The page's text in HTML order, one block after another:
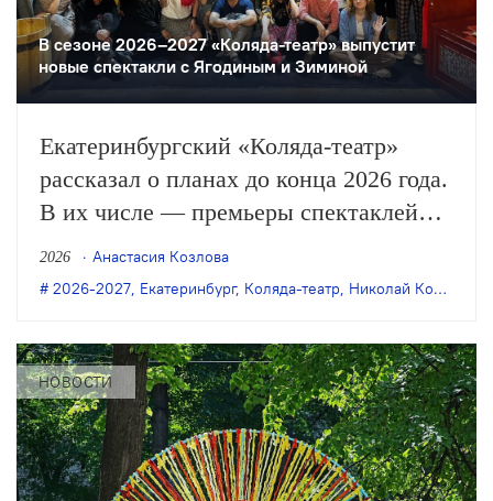
В сезоне 2026–2027 «Коляда-театр» выпустит
новые спектакли с Ягодиным и Зиминой
Екатеринбургский «Коляда-театр»
рассказал о планах до конца 2026 года.
В их числе — премьеры спектаклей
Олега Ягодина «Витя-мурзилка» и
«Две капли Коти» по пьесам Николая
драматургов, спектакль по Гоголю к
25-летию театра и новогодняя сказка.
2026
Анастасия Козлова
2026-2027 Екатеринбург, Коляда-театр Николай Коляда
НОВОСТИ